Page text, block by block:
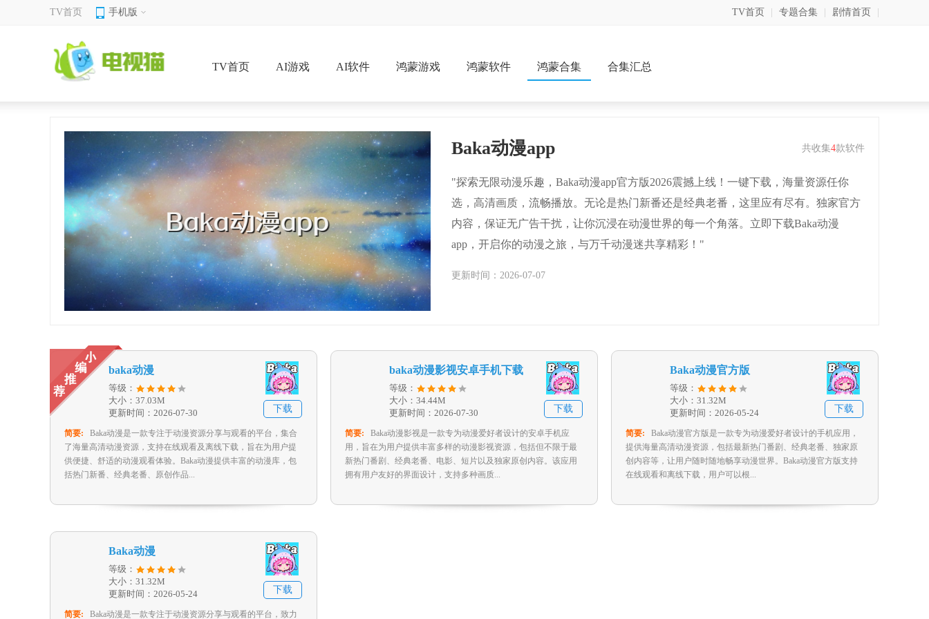
TV首页 手机版 TV首页 专题合集 剧情首页
TV首页 AI游戏 AI软件 鸿蒙游戏 鸿蒙软件 鸿蒙合集 合集汇总
共收集4款软件
Baka动漫app
"探索无限动漫乐趣，Baka动漫app官方版2026震撼上线！一键下载，海量资源任你
选，高清画质，流畅播放。无论是热门新番还是经典老番，这里应有尽有。独家官方
内容，保证无广告干扰，让你沉浸在动漫世界的每一个角落。立即下载Baka动漫
app，开启你的动漫之旅，与万千动漫迷共享精彩！"
更新时间：2026-07-07
baka动漫
等级：
大小：37.03M
更新时间：2026-07-30
下载
简要:
Baka动漫是一款专注于动漫资源分享与观看的平台，集合
了海量高清动漫资源，支持在线观看及离线下载，旨在为用户提
供便捷、舒适的动漫观看体验。Baka动漫提供丰富的动漫库，包
括热门新番、经典老番、原创作品...
baka动漫影视安卓手机下载
等级：
大小：34.44M
更新时间：2026-07-30
下载
简要:
Baka动漫影视是一款专为动漫爱好者设计的安卓手机应
用，旨在为用户提供丰富多样的动漫影视资源，包括但不限于最
新热门番剧、经典老番、电影、短片以及独家原创内容。该应用
拥有用户友好的界面设计，支持多种画质...
Baka动漫官方版
等级：
大小：31.32M
更新时间：2026-05-24
下载
简要:
Baka动漫官方版是一款专为动漫爱好者设计的手机应用，
提供海量高清动漫资源，包括最新热门番剧、经典老番、独家原
创内容等，让用户随时随地畅享动漫世界。Baka动漫官方版支持
在线观看和离线下载，用户可以根...
Baka动漫
等级：
大小：31.32M
更新时间：2026-05-24
下载
简要: Baka动漫是一款专注于动漫资源分享与观看的平台，致力